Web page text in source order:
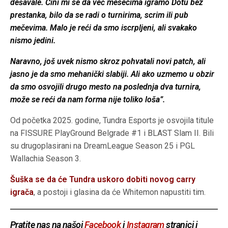
dešavale. Čini mi se da već mesecima igramo Dotu bez
prestanka, bilo da se radi o turnirima, scrim ili pub
mečevima. Malo je reći da smo iscrpljeni, ali svakako
nismo jedini.
Naravno, još uvek nismo skroz pohvatali novi patch, ali
jasno je da smo mehanički slabiji. Ali ako uzmemo u obzir
da smo osvojili drugo mesto na poslednja dva turnira,
može se reći da nam forma nije toliko loša”.
Od početka 2025. godine, Tundra Esports je osvojila titule
na FISSURE PlayGround Belgrade #1 i BLAST Slam II. Bili
su drugoplasirani na DreamLeague Season 25 i PGL
Wallachia Season 3.
Šuška se da će Tundra uskoro dobiti novog carry
igrača, a postoji i glasina da će Whitemon napustiti tim.
Pratite nas na našojFacebookiInstagramstranici i